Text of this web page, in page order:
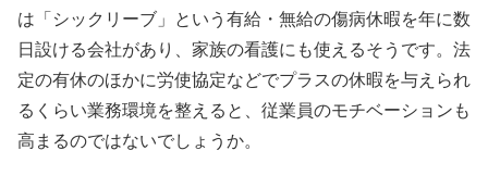
は「シックリーブ」という有給・無給の傷病休暇を年に数
日設ける会社があり、家族の看護にも使えるそうです。法
定の有休のほかに労使協定などでプラスの休暇を与えられ
るくらい業務環境を整えると、従業員のモチベーションも
高まるのではないでしょうか。